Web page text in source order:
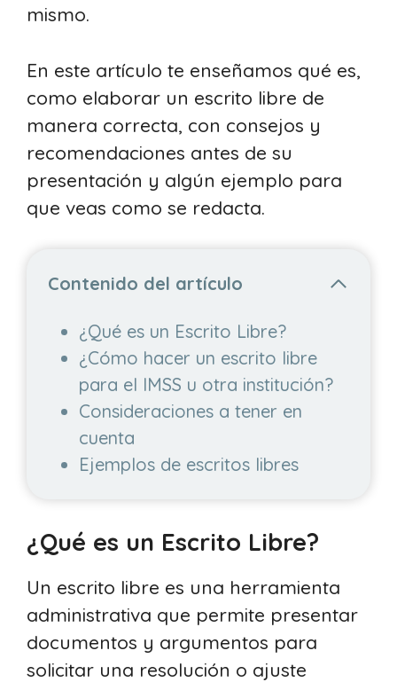
mismo.
En este artículo te enseñamos qué es,
como elaborar un escrito libre de
manera correcta, con consejos y
recomendaciones antes de su
presentación y algún ejemplo para
que veas como se redacta.
Contenido del artículo
¿Qué es un Escrito Libre?
¿Cómo hacer un escrito libre
para el IMSS u otra institución?
Consideraciones a tener en
cuenta
Ejemplos de escritos libres
¿Qué es un Escrito Libre?
Un escrito libre es una herramienta
administrativa que permite presentar
documentos y argumentos para
solicitar una resolución o ajuste